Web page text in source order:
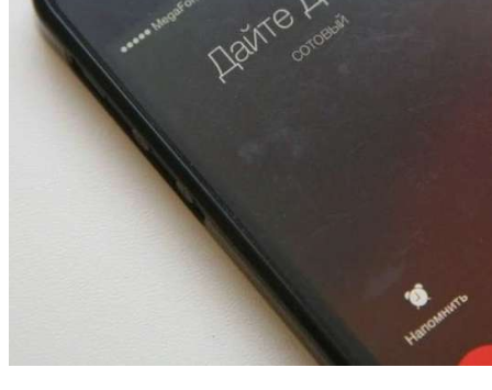
12:39
Сладкий праздник в Волгограде: в Центральном
парке прошёл фестиваль „Арбузный переполох“
Волгоградские компании нарастили экспорт:
заключены контракты на 3,6 млн долларов